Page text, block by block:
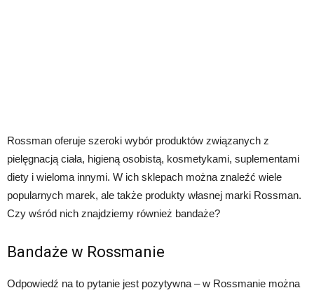
Rossman oferuje szeroki wybór produktów związanych z
pielęgnacją ciała, higieną osobistą, kosmetykami, suplementami
diety i wieloma innymi. W ich sklepach można znaleźć wiele
popularnych marek, ale także produkty własnej marki Rossman.
Czy wśród nich znajdziemy również bandaże?
Bandaże w Rossmanie
Odpowiedź na to pytanie jest pozytywna – w Rossmanie można